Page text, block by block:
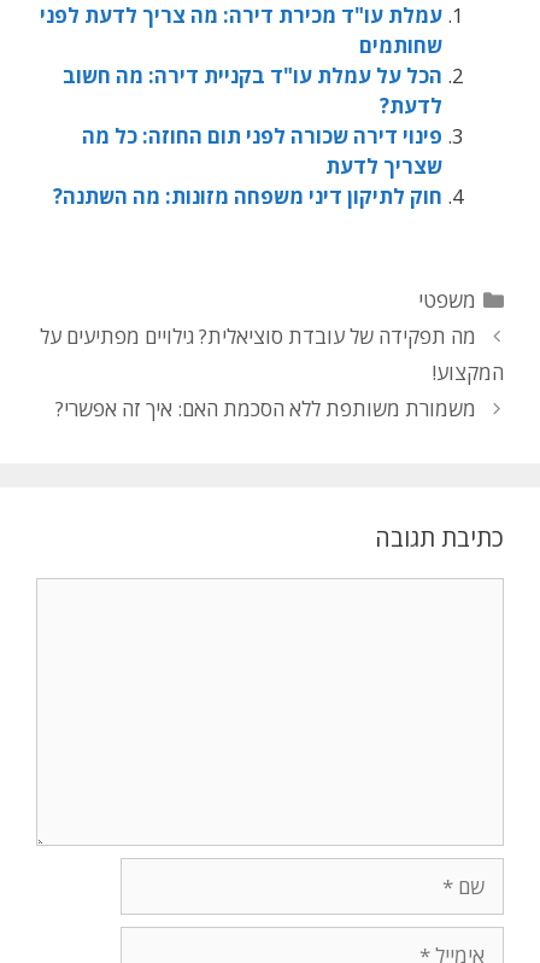
עמלת עו"ד מכירת דירה: מה צריך לדעת לפני
שחותמים
הכל על עמלת עו"ד בקניית דירה: מה חשוב
לדעת?
פינוי דירה שכורה לפני תום החוזה: כל מה
שצריך לדעת
חוק לתיקון דיני משפחה מזונות: מה השתנה?
משפטי
מה תפקידה של עובדת סוציאלית? גילויים מפתיעים על
המקצוע!
משמורת משותפת ללא הסכמת האם: איך זה אפשרי?
כתיבת תגובה